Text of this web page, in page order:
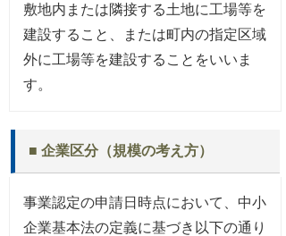
敷地内または隣接する土地に工場等を
建設すること、または町内の指定区域
外に工場等を建設することをいいま
す。
■ 企業区分（規模の考え方）
事業認定の申請日時点において、中小
企業基本法の定義に基づき以下の通り